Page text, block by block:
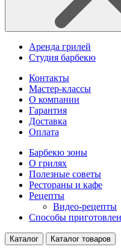
Аренда грилей
Студия барбекю
Контакты
Мастер-классы
О компании
Гарантия
Доставка
Оплата
Барбекю зоны
О грилях
Полезные советы
Рестораны и кафе
Рецепты
Видео-рецепты
Способы
Каталог Каталог товаров